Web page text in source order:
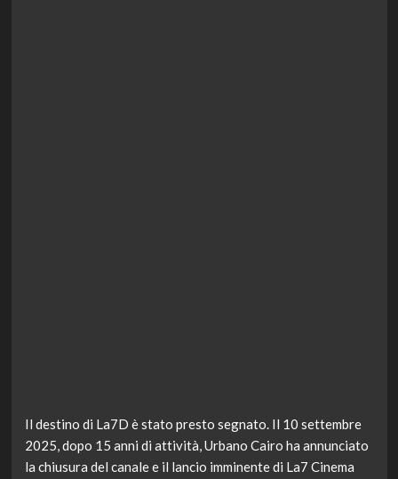
Il destino di La7D è stato presto segnato. Il 10 settembre
2025, dopo 15 anni di attività, Urbano Cairo ha annunciato
la chiusura del canale e il lancio imminente di La7 Cinema